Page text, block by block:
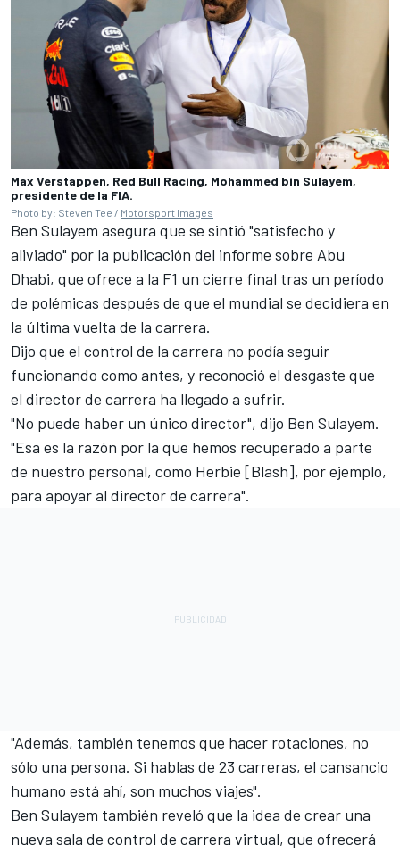
Max Verstappen, Red Bull Racing, Mohammed bin Sulayem,
presidente de la FIA.
Photo by: Steven Tee / Motorsport Images
Ben Sulayem asegura que se sintió "satisfecho y
aliviado" por la publicación del informe sobre Abu
Dhabi, que ofrece a la F1 un cierre final tras un período
de polémicas después de que el mundial se decidiera en
la última vuelta de la carrera.
Dijo que el control de la carrera no podía seguir
funcionando como antes, y reconoció el desgaste que
el director de carrera ha llegado a sufrir.
"No puede haber un único director", dijo Ben Sulayem.
"Esa es la razón por la que hemos recuperado a parte
de nuestro personal, como Herbie [Blash], por ejemplo,
para apoyar al director de carrera".
"Además, también tenemos que hacer rotaciones, no
sólo una persona. Si hablas de 23 carreras, el cansancio
humano está ahí, son muchos viajes".
Ben Sulayem también reveló que la idea de crear una
nueva sala de control de carrera virtual, que ofrecerá